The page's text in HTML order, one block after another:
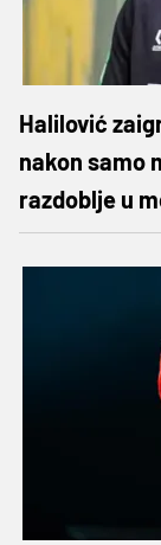
Halilović
nakon samo
razdoblje u